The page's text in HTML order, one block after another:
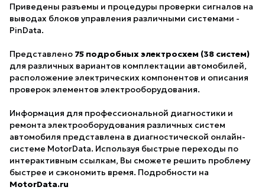
Приведены разъемы и процедуры проверки сигналов на
выводах блоков управления различными системами -
PinData.
Представлено 75 подробных электросхем (38 систем)
для различных вариантов комплектации автомобилей,
расположение электрических компонентов и описания
проверок элементов электрооборудования.
Информация для профессиональной диагностики и
ремонта электрооборудования различных систем
автомобиля представлена в диагностической онлайн-
системе MotorData. Используя быстрые переходы по
интерактивным ссылкам, Вы сможете решить проблему
быстрее и сэкономить время. Подробности на
MotorData.ru